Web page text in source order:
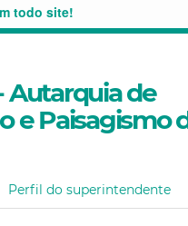
Autarquia de
e Paisagismo
Perfil do superintendente